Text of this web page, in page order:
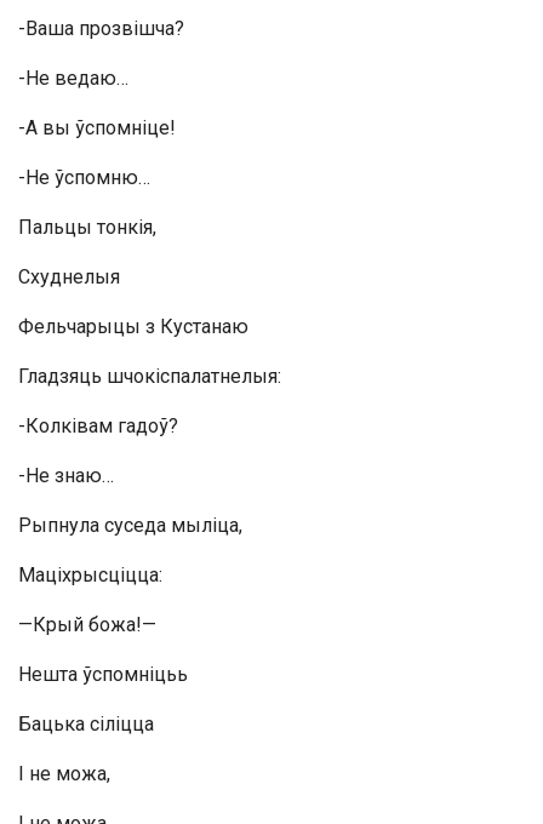
-Ваша прозвішча?
-Не ведаю…
-А вы ўспомніце!
-Не ўспомню…
Пальцы тонкія,
Схуднелыя
Фельчарыцы з Кустанаю
Гладзяць шчокіспалатнелыя:
-Колківам гадоў?
-Не знаю…
Рыпнула суседа мыліца,
Маціхрысціцца:
—Крый божа!—
Нешта ўспомніцьь
Бацька сіліцца
I не можа,